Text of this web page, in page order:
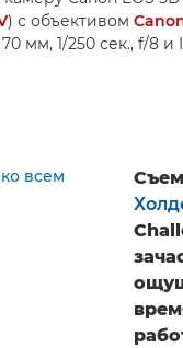
) с объективом
мм, 1/250 сек., f/8
всем